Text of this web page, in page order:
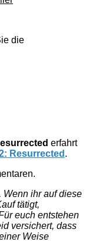
die
erfahrt
Resurrected .
Wenn ihr auf diese
tätigt,
euch entstehen
versichert, dass
Weise